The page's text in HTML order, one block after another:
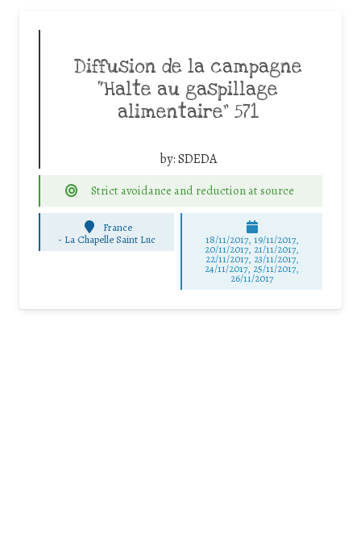
Diffusion de la campagne
“Halte au gaspillage
alimentaire” 571
by:SDEDA
Strict avoidance and reduction at source
France
- La Chapelle Saint Luc 18/11/2017, 19/11/2017,
20/11/2017, 21/11/2017,
22/11/2017, 23/11/2017,
24/11/2017, 25/11/2017,
26/11/2017